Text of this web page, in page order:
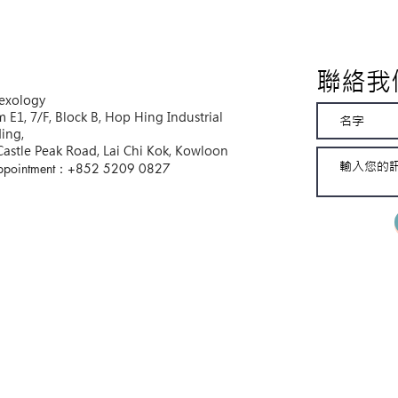
E1, 7/F, Block B, Hop Hing Industrial
Peak Road, Lai Chi Kok, Kowloon
：+852 5209 0827
聯絡我